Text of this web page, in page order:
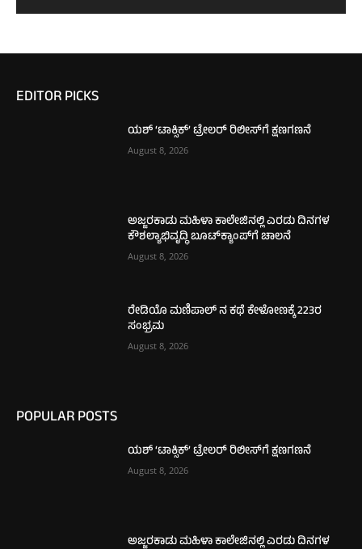
EDITOR PICKS
ಯಶ್ ‘ಟಾಕ್ಸಿಕ್’ ಟ್ರೇಲರ್ ರಿಲೀಸ್‌ಗೆ ಕ್ಷಣಗಣನೆ
August 8, 2026
ಅಜ್ಜರಕಾಡು ಮಹಿಳಾ ಕಾಲೇಜಿನಲ್ಲಿ ಎರಡು ದಿನಗಳ
ಕೌಶಲ್ಯಾಭಿವೃದ್ಧಿ ಬೂಟ್‌ಕ್ಯಾಂಪ್‌ಗೆ ಚಾಲನೆ
August 8, 2026
ರೇಡಿಯೊ ಮಣಿಪಾಲ್ ನ ಕಥೆ ಕೇಳೋಣಕ್ಕೆ 223ರ
ಸಂಭ್ರಮ
August 8, 2026
POPULAR POSTS
ಯಶ್ ‘ಟಾಕ್ಸಿಕ್’ ಟ್ರೇಲರ್ ರಿಲೀಸ್‌ಗೆ ಕ್ಷಣಗಣನೆ
August 8, 2026
ಅಜ್ಜರಕಾಡು ಮಹಿಳಾ ಕಾಲೇಜಿನಲ್ಲಿ ಎರಡು ದಿನಗಳ